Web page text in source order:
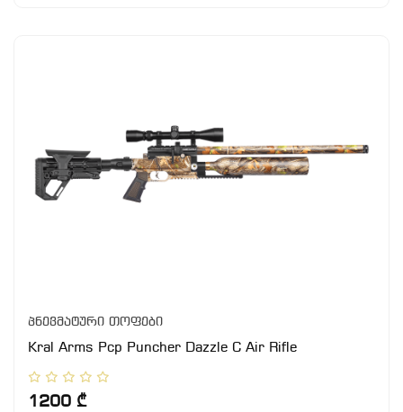
პნევმატური თოფები
Kral Arms Pcp Puncher Dazzle C Air Rifle
1200 ₾